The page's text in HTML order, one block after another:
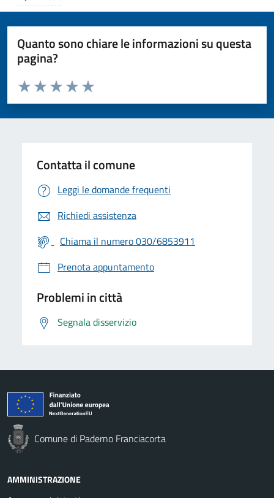
Quanto sono chiare le informazioni su questa
pagina?
Valuta da 1 a 5 stelle la pagina
Valuta 5 stelle su 5
Valuta 4 stelle su 5
Valuta 3 stelle su 5
Valuta 2 stelle su 5
Valuta 1 stelle su 5
Contatta il comune
Leggi le domande frequenti
Richiedi assistenza
Chiama il numero 030/6853911
Prenota appuntamento
Problemi in città
Segnala disservizio
Comune di Paderno Franciacorta
AMMINISTRAZIONE